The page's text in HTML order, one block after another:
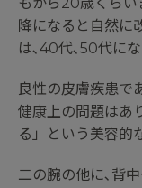
降になると自然に
は､40代､50代に
良性の皮膚疾患で
健康上の問題はあ
る」という美容的
二の腕の他に､背